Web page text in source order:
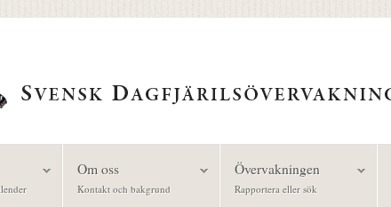
Om oss
Kontakt och bakgrund
Övervakningen
Rapportera eller sök